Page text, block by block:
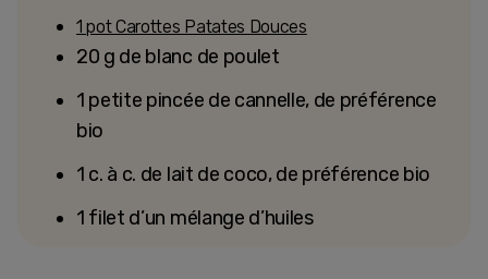
1 pot Carottes Patates Douces
20 g de blanc de poulet
1 petite pincée de cannelle, de préférence
bio
1 c. à c. de lait de coco, de préférence bio
1 filet d’un mélange d’huiles